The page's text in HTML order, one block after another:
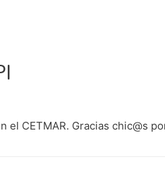
CETMAR. Gracias